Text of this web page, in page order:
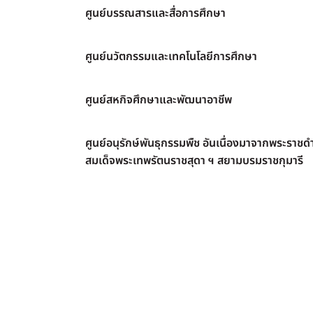
ศูนย์บรรณสารและสื่อการศึกษา
ศูนย์นวัตกรรมและเทคโนโลยีการศึกษา
ศูนย์สหกิจศึกษาและพัฒนาอาชีพ
ศูนย์อนุรักษ์พันธุกรรมพืช อันเนื่องมาจากพระราชด
สมเด็จพระเทพรัตนราชสุดา ฯ สยามบรมราชกุมารี